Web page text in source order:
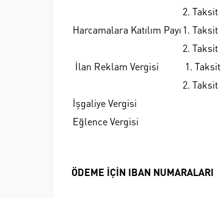
2. Taksit
Harcamalara Katılım Payı 1. Taksit
2. Taksit
İlan Reklam Vergisi
1. Taksit
2. Taksit
İşgaliye Vergisi
Eğlence Vergisi
ÖDEME İÇİN IBAN NUMARALARI